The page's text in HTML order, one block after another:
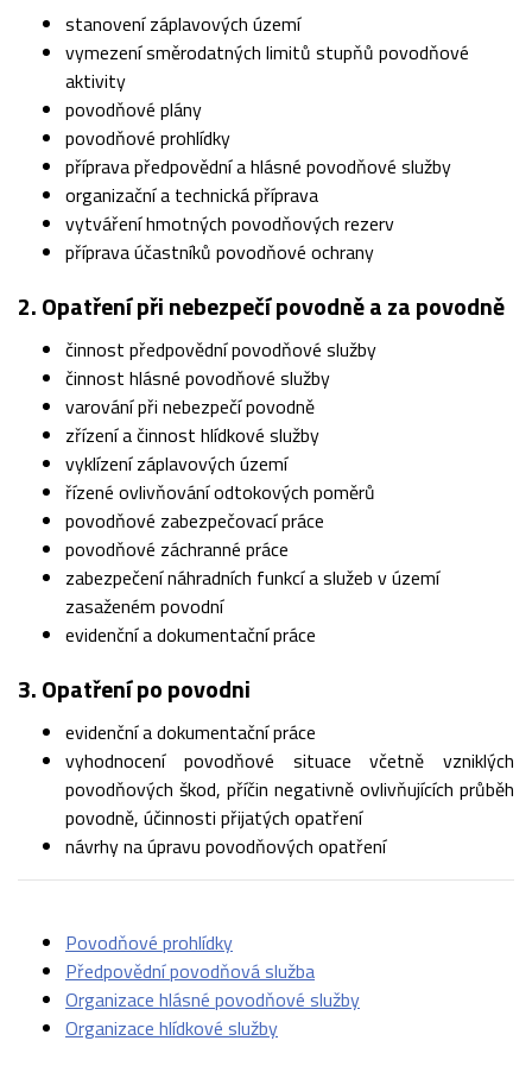
stanovení záplavových území
vymezení směrodatných limitů stupňů povodňové
aktivity
povodňové plány
povodňové prohlídky
příprava předpovědní a hlásné povodňové služby
organizační a technická příprava
vytváření hmotných povodňových rezerv
příprava účastníků povodňové ochrany
2. Opatření při nebezpečí povodně a za povodně
činnost předpovědní povodňové služby
činnost hlásné povodňové služby
varování při nebezpečí povodně
zřízení a činnost hlídkové služby
vyklízení záplavových území
řízené ovlivňování odtokových poměrů
povodňové zabezpečovací práce
povodňové záchranné práce
zabezpečení náhradních funkcí a služeb v území
zasaženém povodní
evidenční a dokumentační práce
3. Opatření po povodni
evidenční a dokumentační práce
vyhodnocení povodňové situace včetně vzniklých
povodňových škod, příčin negativně ovlivňujících průběh
povodně, účinnosti přijatých opatření
návrhy na úpravu povodňových opatření
Povodňové prohlídky
Předpovědní povodňová služba
Organizace hlásné povodňové služby
Organizace hlídkové služby